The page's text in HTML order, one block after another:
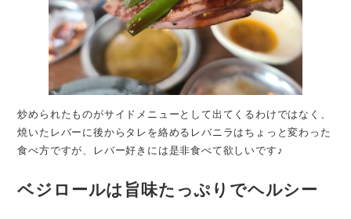
炒められたものがサイドメニューとして出てくるわけではなく、
焼いたレバーに後からタレを絡めるレバニラはちょっと変わった
食べ方ですが、レバー好きには是非食べて欲しいです♪
ベジロールは旨味たっぷりでヘルシー